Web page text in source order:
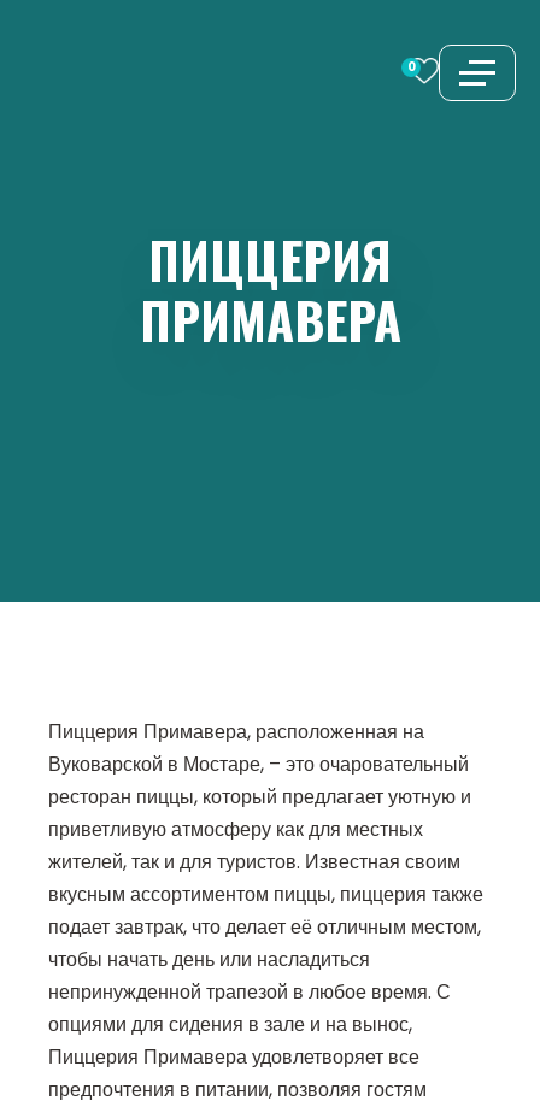
0
ПИЦЦЕРИЯ
ПРИМАВЕРА
Пиццерия Примавера, расположенная на
Вуковарской в Мостаре, – это очаровательный
ресторан пиццы, который предлагает уютную и
приветливую атмосферу как для местных
жителей, так и для туристов. Известная своим
вкусным ассортиментом пиццы, пиццерия также
подает завтрак, что делает её отличным местом,
чтобы начать день или насладиться
непринужденной трапезой в любое время. С
опциями для сидения в зале и на вынос,
Пиццерия Примавера удовлетворяет все
предпочтения в питании, позволяя гостям